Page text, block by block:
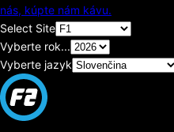
nás, kúpte nám kávu.
Select Site
Vyberte rok...
Vyberte jazyk